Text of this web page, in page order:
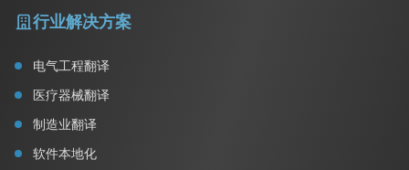
行业解决方案
电气工程翻译
医疗器械翻译
制造业翻译
软件本地化